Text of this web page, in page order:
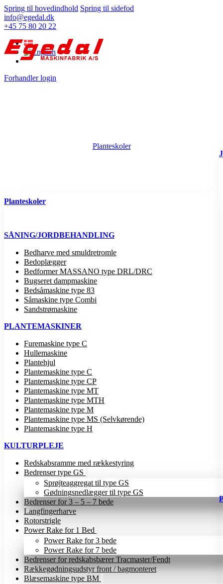
Spring til hovedindhold Spring til sidefod
info@egedal.dk
+45 75 80 20 22
Forhandler login
Planteskoler
Planteskoler
SÅNING/JORDBEHANDLING
Bedharve med smuldretromle
Bedoplægger
Bedformer MASSANO type DRL/DRC
Bugseret dampmaskine
Bedsåmaskine type 83
Såmaskine type Combi
Sandstrømaskine
PLANTEMASKINER
Furemaskine type C
Hullemaskine
Plantehjul
Plantemaskine type C
Plantemaskine type CP
Plantemaskine type MT
Plantemaskine type MTH
Plantemaskine type M
Plantemaskine type MS (Selvkørende)
Plantemaskine type H
KULTURPLEJE
Redskabsramme med rækkestyring
Bedrenser type GS
Sprøjteaggregat til type GS
Gødningsnedlægger til type GS
Bedrenser for 3 – 5 – 7 bede
Langfingerharve
Rotorstrigle
Power Rake for 1 Bed
Power Rake for 3 bede
Power Rake for 7 bede
Bedrenser for redskabsbærer Tracmaster/Fendt
Rækkegødningsudstyr front / bagmonteret
Blæsemaskine type BM